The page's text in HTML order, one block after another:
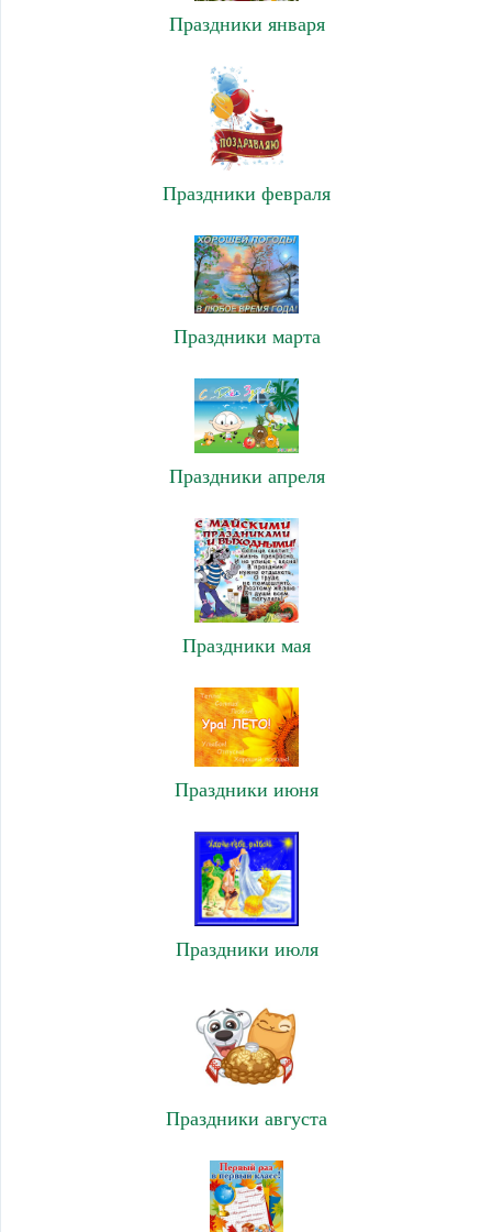
Праздники января
Праздники февраля
Праздники марта
Праздники апреля
Праздники мая
Праздники июня
Праздники июля
Праздники августа